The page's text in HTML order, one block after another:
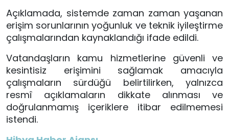
Açıklamada, sistemde zaman zaman yaşanan
erişim sorunlarının yoğunluk ve teknik iyileştirme
çalışmalarından kaynaklandığı ifade edildi.
Vatandaşların kamu hizmetlerine güvenli ve
kesintisiz erişimini sağlamak amacıyla
çalışmaların sürdüğü belirtilirken, yalnızca
resmî açıklamaların dikkate alınması ve
doğrulanmamış içeriklere itibar edilmemesi
istendi.